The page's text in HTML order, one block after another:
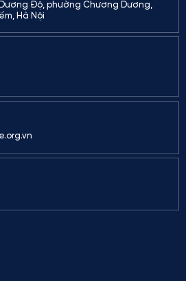
Độ, phường Chương Dương,
Hà Nội